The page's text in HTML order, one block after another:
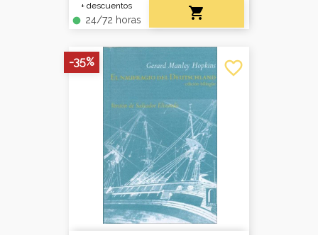
+ descuentos
fiber_manual_record 24/72 horas

favorite_border
-35%